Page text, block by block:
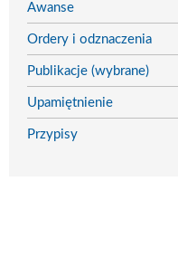
Awanse
Ordery i odznaczenia
Publikacje (wybrane)
Upamiętnienie
Przypisy